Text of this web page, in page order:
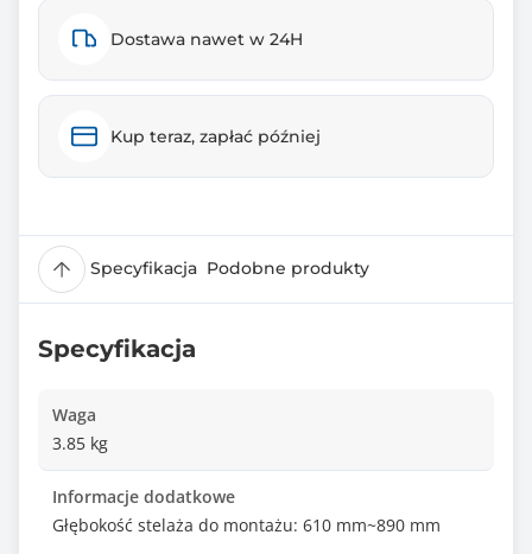
Dostawa nawet w 24H
Kup teraz, zapłać później
Specyfikacja Podobne produkty
Specyfikacja
Waga
3.85 kg
Informacje dodatkowe
Głębokość stelaża do montażu: 610 mm~890 mm